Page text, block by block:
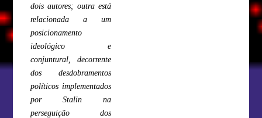
dois autores; outra está
relacionada a um
posicionamento
ideológico e
conjuntural, decorrente
dos desdobramentos
políticos implementados
por Stalin na
perseguição dos